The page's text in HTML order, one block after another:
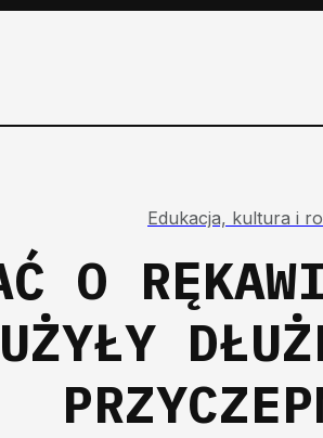
Edukacja, kultura i
O